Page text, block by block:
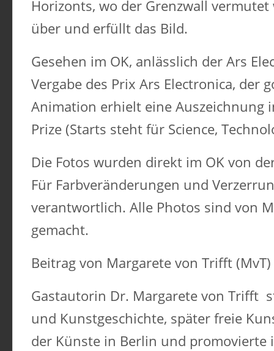
Horizonts, wo der Grenzwall
über und erfüllt das Bild.
Gesehen im OK, anlässlich der Ars
Vergabe des Prix Ars Electronica, der
Animation erhielt eine Auszeichnung
Prize (Starts steht für Science,
Die Fotos wurden direkt im OK von
Für Farbveränderungen und
verantwortlich. Alle Photos sind von
gemacht.
Beitrag von Margarete von Trifft (MvT)
Gastautorin Dr. Margarete von Trifft
und Kunstgeschichte, später freie
der Künste in Berlin und promovierte